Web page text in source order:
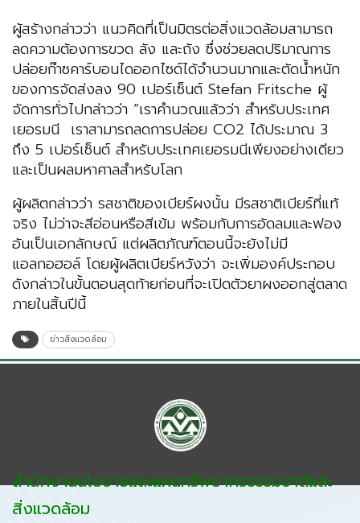
ผู้สร้างกล่าวว่า แนวคิดที่เป็นมิตรต่อสิ่งแวดล้อมสามารถ
ลดความต้องการขวด ลัง และถัง ซึ่งช่วยลดปริมาณการ
ปล่อยก๊าซคาร์บอนไดออกไซด์ได้จำนวนมากและตัดน้ำหนัก
ของการจัดส่งลง 90 เปอร์เซ็นต์ Stefan Fritsche ผู้
จัดการทั่วไปกล่าวว่า “เราคำนวณแล้วว่า สำหรับประเทศ
เยอรมนี เราสามารถลดการปล่อย CO2 ได้ประมาณ 3
ถึง 5 เปอร์เซ็นต์ สำหรับประเทศเยอรมนีเพียงอย่างเดียว
และเป็นผลมหาศาลสำหรับโลก
ผู้ผลิตกล่าวว่า รสชาติของเบียร์ผงนั้น มีรสชาติเบียร์ที่แท้
จริง ไม่ว่าจะสีอ่อนหรือสีเข้ม พร้อมกับการอัดลมและฟอง
อันเป็นเอกลักษณ์ แต่ผลิตภัณฑ์ตอนนี้จะยังไม่มี
แอลกอฮอล์ โดยผู้ผลิตเบียร์หวังว่า จะเพิ่มองค์ประกอบ
ดังกล่าวในขั้นตอนสุดท้ายก่อนที่จะเปิดตัวยาผงออกสู่ตลาด
ภายในสิ้นปีนี้
ข่าวสิ่งแวดล้อม
สำนักงานนโยบายและแผนทรัพยากรธรรมชาติและ
สิ่งแวดล้อม